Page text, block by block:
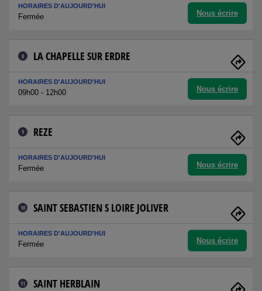
HORAIRES D'AUJOURD'HUI
Fermée Nous écrire
8 LA CHAPELLE SUR ERDRE
HORAIRES D'AUJOURD'HUI
09h00 - 12h00 Nous écrire
9 REZE
HORAIRES D'AUJOURD'HUI
Fermée Nous écrire
10 SAINT SEBASTIEN S LOIRE JOLIVER
HORAIRES D'AUJOURD'HUI
Fermée Nous écrire
11 SAINT HERBLAIN